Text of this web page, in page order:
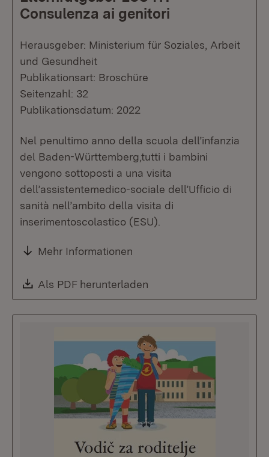
Consulenza ai genitori
Herausgeber: Ministerium für Soziales, Arbeit
und Gesundheit
Publikationsart: Broschüre
Seitenzahl: 32
Publikationsdatum: 2022
Nel penultimo anno della scuola dell’infanzia
del Baden-Württemberg,tutti i bambini
vengono sottoposti a una visita
dell’assistentemedico-sociale dell’Ufficio di
sanità nell’ambito della visita di
inserimentoscolastico (ESU).
Mehr Informationen
Download:
Als PDF herunterladen